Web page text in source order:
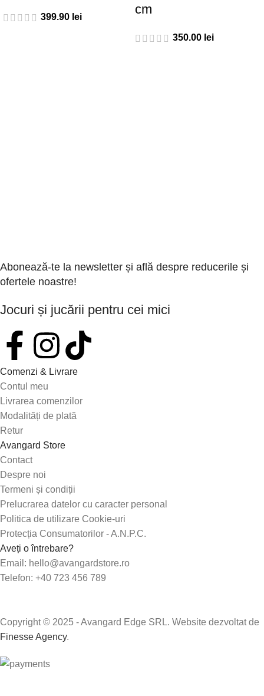
lei
cm
lei
Abonează-te la newsletter și află despre reducerile și
ofertele noastre!
Jocuri și jucării pentru cei mici
Comenzi & Livrare
Contul meu
Livrarea comenzilor
Modalități de plată
Retur
Avangard Store
Contact
Despre noi
Termeni și condiții
Prelucrarea datelor cu caracter personal
Politica de utilizare Cookie-uri
Protecția Consumatorilor - A.N.P.C.
Aveți o întrebare?
Email: hello@avangardstore.ro
Telefon: +40 723 456 789
Copyright © 2025 - Avangard Edge SRL. Website dezvoltat de
Finesse Agency.